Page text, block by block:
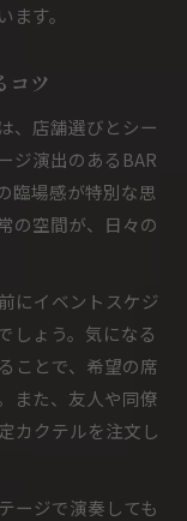
す。
コツ
、店舗選びとシー
ジ演出のあるBAR
臨場感が特別な思
の空間が、日々の
にイベントスケジ
しょう。気になる
ことで、希望の席
また、友人や同僚
カクテルを注文し
ージで演奏しても